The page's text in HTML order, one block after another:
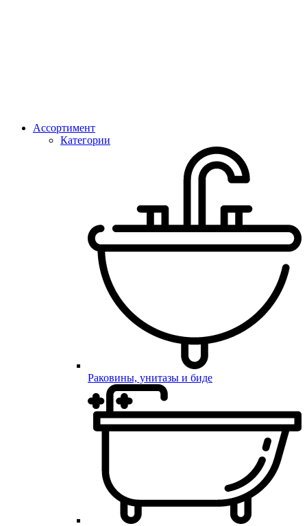
Ассортимент
Категории
Раковины, унитазы и биде